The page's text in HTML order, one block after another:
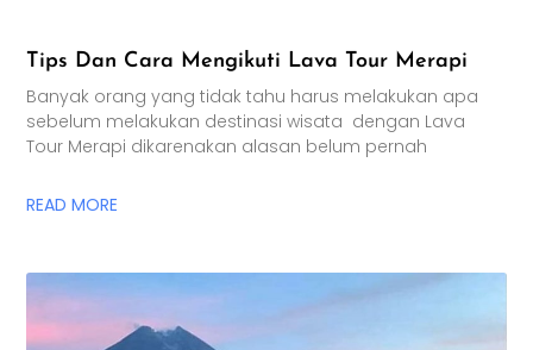
Tips Dan Cara Mengikuti Lava Tour Merapi
Banyak orang yang tidak tahu harus melakukan apa
sebelum melakukan destinasi wisata dengan Lava
Tour Merapi dikarenakan alasan belum pernah
READ MORE